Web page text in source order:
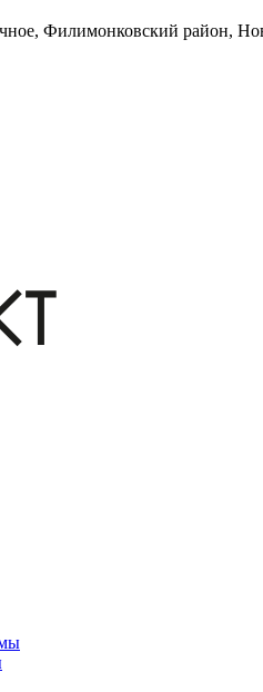
Филимонковский район,